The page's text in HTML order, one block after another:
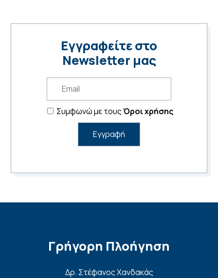
Εγγραφείτε στο
Newsletter μας
Συμφωνώ με τουςΌροι χρήσης
Γρήγορη Πλοήγηση
Δρ. Στέφανος Χανδακάς